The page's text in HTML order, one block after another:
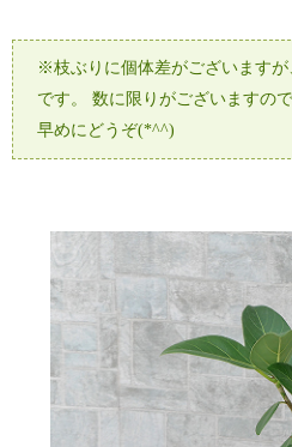
※枝ぶりに個体差がございます
です。
数に限りがございますの
早めにどうぞ(*^^)